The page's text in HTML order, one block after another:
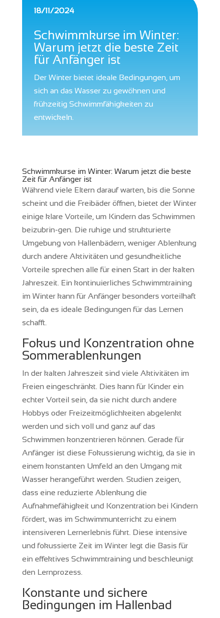
18/11/2024
Schwimmkurse im Winter:
Warum jetzt die beste Zeit
für Anfänger ist
Der Winter bietet ideale Bedingungen, um
sich an das Wasser zu gewöhnen und
frühzeitig Schwimmfähigkeiten zu
entwickeln.
Schwimmkurse im Winter: Warum jetzt die beste
Zeit für Anfänger ist
Während viele Eltern darauf warten, bis die Sonne
scheint und die Freibäder öffnen, bietet der Winter
einige klare Vorteile, um Kindern das Schwimmen
beizubrin-gen. Die ruhige und strukturierte
Umgebung von Hallenbädern, weniger Ablenkung
durch andere Aktivitäten und gesundheitliche
Vorteile sprechen alle für einen Start in der kalten
Jahreszeit. Ein kontinuierliches Schwimmtraining
im Winter kann für Anfänger besonders vorteilhaft
sein, da es ideale Bedingungen für das Lernen
schafft.
Fokus und Konzentration ohne
Sommerablenkungen
In der kalten Jahreszeit sind viele Aktivitäten im
Freien eingeschränkt. Dies kann für Kinder ein
echter Vorteil sein, da sie nicht durch andere
Hobbys oder Freizeitmöglichkeiten abgelenkt
werden und sich voll und ganz auf das
Schwimmen konzentrieren können. Gerade für
Anfänger ist diese Fokussierung wichtig, da sie in
einem konstanten Umfeld an den Umgang mit
Wasser herangeführt werden. Studien zeigen,
dass eine reduzierte Ablenkung die
Aufnahmefähigkeit und Konzentration bei Kindern
fördert, was im Schwimmunterricht zu einem
intensiveren Lernerlebnis führt. Diese intensive
und fokussierte Zeit im Winter legt die Basis für
ein effektives Schwimmtraining und beschleunigt
den Lernprozess.
Konstante und sichere
Bedingungen im Hallenbad